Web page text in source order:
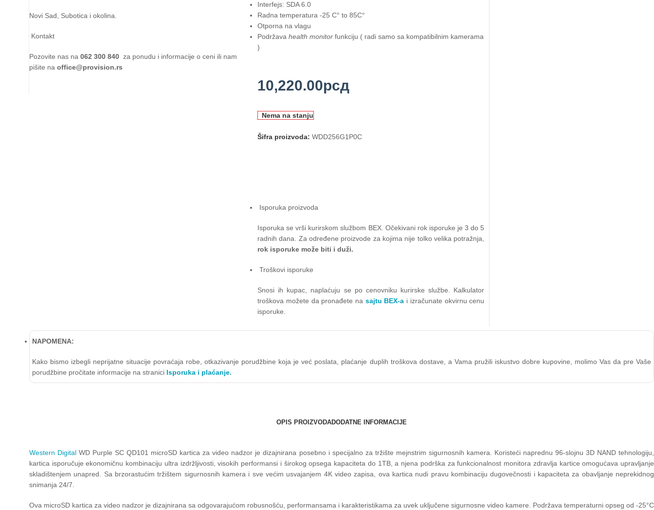
Novi Sad, Subotica i okolina.
Kontakt
Pozovite nas na 062 300 840 za ponudu i informacije o ceni ili nam
pišite na office@provision.rs
Interfejs: SDA 6.0
Radna temperatura -25 C° to 85C°
Otporna na vlagu
Podržava health monitor funkciju ( radi samo sa kompatibilnim kamerama
)
10,220.00рсд
Nema na stanju
Šifra proizvoda:WDD256G1P0C
Isporuka proizvoda
Isporuka se vrši kurirskom službom BEX. Očekivani rok isporuke je 3 do 5
radnih dana. Za određene proizvode za kojima nije tolko velika potražnja,
rok isporuke može biti i duži.
Troškovi isporuke
Snosi ih kupac, naplaćuju se po cenovniku kurirske službe. Kalkulator
troškova možete da pronađete na sajtu BEX-a i izračunate okvirnu cenu
isporuke.
NAPOMENA:
Kako bismo izbegli neprijatne situacije povraćaja robe, otkazivanje porudžbine koja je već poslata, plaćanje duplih troškova dostave, a Vama pružili iskustvo dobre kupovine, molimo Vas da pre Vaše
porudžbine pročitate informacije na stranici Isporuka i plaćanje.
OPIS PROIZVODADODATNE INFORMACIJE
Western Digital WD Purple SC QD101 microSD kartica za video nadzor je dizajnirana posebno i specijalno za tržište mejnstrim sigurnosnih kamera. Koristeći naprednu 96-slojnu 3D NAND tehnologiju,
kartica isporučuje ekonomičnu kombinaciju ultra izdržljivosti, visokih performansi i širokog opsega kapaciteta do 1TB, a njena podrška za funkcionalnost monitora zdravlja kartice omogućava upravljanje
skladištenjem unapred. Sa brzorastućim tržištem sigurnosnih kamera i sve većim usvajanjem 4K video zapisa, ova kartica nudi pravu kombinaciju dugovečnosti i kapaciteta za obavljanje neprekidnog
snimanja 24/7.
Ova microSD kartica za video nadzor je dizajnirana sa odgovarajućom robusnošću, performansama i karakteristikama za uvek uključene sigurnosne video kamere. Podržava temperaturni opseg od -25°C